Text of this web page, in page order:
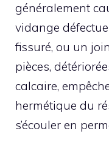
généralement
vidange
fissuré, ou un
pièces,
calcaire,
hermétique du
s’écouler en